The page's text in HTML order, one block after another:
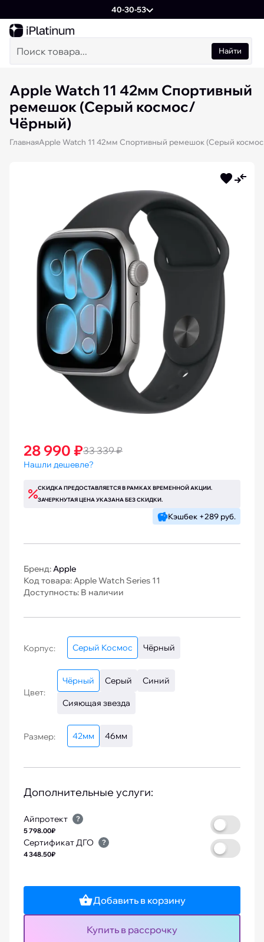
40-30-53
Найти
Apple Watch 11 42мм Спортивный
ремешок (Серый космос/
Чёрный)
ГлавнаяApple Watch 11 42мм Спортивный ремешок (Серый
28 990 ₽33 339 ₽
Нашли дешевле?
СКИДКА ПРЕДОСТАВЛЯЕТСЯ В РАМКАХ ВРЕМЕННОЙ АКЦИИ.
ЗАЧЕРКНУТАЯ ЦЕНА УКАЗАНА БЕЗ СКИДКИ.
Кэшбек +289 руб.
Бренд:Apple
Код товара: Apple Watch Series 11
Доступность: В наличии
Корпус: Серый Космос Чёрный
Цвет:
Чёрный Серый Синий
Сияющая звезда
Размер: 42мм 46мм
Дополнительные услуги:
Айпротект ?
5 798.00₽
Сертификат ДГО ?
4 348.50₽
Добавить в корзину
Купить в рассрочку